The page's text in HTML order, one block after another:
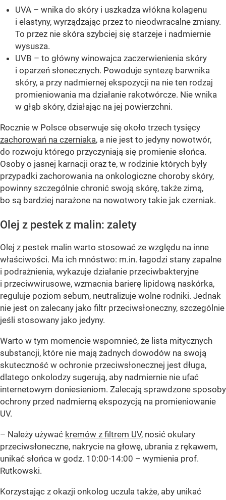
UVA – wnika do skóry i uszkadza włókna kolagenu
i elastyny, wyrządzając przez to nieodwracalne zmiany.
To przez nie skóra szybciej się starzeje i nadmiernie
wysusza.
UVB – to główny winowajca zaczerwienienia skóry
i oparzeń słonecznych. Powoduje syntezę barwnika
skóry, a przy nadmiernej ekspozycji na nie ten rodzaj
promieniowania ma działanie rakotwórcze. Nie wnika
w głąb skóry, działając na jej powierzchni.
Rocznie w Polsce obserwuje się około trzech tysięcy
zachorowań na czerniaka, a nie jest to jedyny nowotwór,
do rozwoju którego przyczyniają się promienie słońca.
Osoby o jasnej karnacji oraz te, w rodzinie których były
przypadki zachorowania na onkologiczne choroby skóry,
powinny szczególnie chronić swoją skórę, także zimą,
bo są bardziej narażone na nowotwory takie jak czerniak.
Olej z pestek z malin: zalety
Olej z pestek malin warto stosować ze względu na inne
właściwości. Ma ich mnóstwo: m.in. łagodzi stany zapalne
i podrażnienia, wykazuje działanie przeciwbakteryjne
i przeciwwirusowe, wzmacnia barierę lipidową naskórka,
reguluje poziom sebum, neutralizuje wolne rodniki. Jednak
nie jest on zalecany jako filtr przeciwsłoneczny, szczególnie
jeśli stosowany jako jedyny.
Warto w tym momencie wspomnieć, że lista mitycznych
substancji, które nie mają żadnych dowodów na swoją
skuteczność w ochronie przeciwsłonecznej jest długa,
dlatego onkolodzy sugerują, aby nadmiernie nie ufać
internetowym doniesieniom. Zalecają sprawdzone sposoby
ochrony przed nadmierną ekspozycją na promieniowanie
UV.
– Należy używać kremów z filtrem UV, nosić okulary
przeciwsłoneczne, nakrycie na głowę, ubrania z rękawem,
unikać słońca w godz. 10:00-14:00 – wymienia prof.
Rutkowski.
Korzystając z okazji onkolog uczula także, aby unikać